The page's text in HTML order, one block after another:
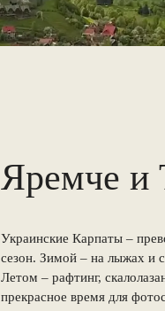
Яремче и
Украинские Карпаты –
сезон. Зимой – на лыжах и
Летом – рафтинг,
прекрасное время для